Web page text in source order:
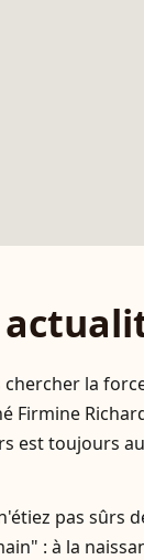
chercher la
Firmine
est toujours
pas sûrs
: à la